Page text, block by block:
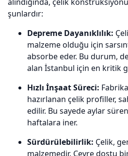
şunlardır:
Depreme Dayanıklılık:
malzeme olduğu için
absorbe eder. Bu durum,
alan İstanbul için en kritik
Hızlı İnşaat Süreci:
hazırlanan çelik profiller,
edilir. Bu sayede aylar
haftalara iner.
Sürdürülebilirlik: Çelik,
malzemedir. Çevre dostu